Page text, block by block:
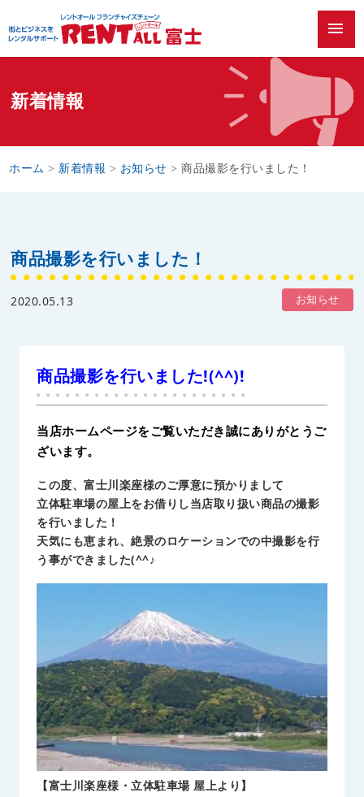
menu
新着情報
ホーム > 新着情報 > お知らせ >商品撮影を行いました！
商品撮影を行いました！
2020.05.13 お知らせ
商品撮影を行いました!(^^)!
当店ホームページをご覧いただき誠にありがとうご
ざいます。
この度、富士川楽座様のご厚意に預かりまして
立体駐車場の屋上をお借りし当店取り扱い商品の撮影
を行いました！
天気にも恵まれ、絶景のロケーションでの中撮影を行
う事ができました(^^♪
【富士川楽座様・立体駐車場 屋上より】